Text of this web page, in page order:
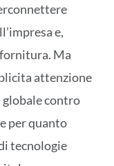
e,
Ma
attenzione
globale contro
per quanto
tecnologie